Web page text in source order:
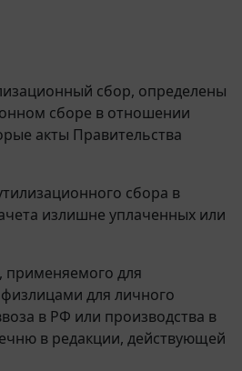
сбор, определены
сборе в отношении
акты Правительства
сбора в
излишне уплаченных или
применяемого для
для личного
в РФ или производства в
в редакции, действующей